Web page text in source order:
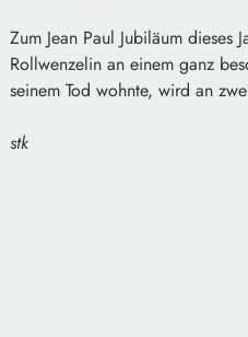
Zum Jean Paul Jubiläum
Rollwenzelin an einem ganz
seinem Tod wohnte, wird an
stk